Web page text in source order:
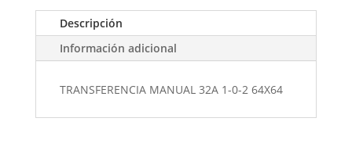
Descripción
Información adicional
TRANSFERENCIA MANUAL 32A 1-0-2 64X64